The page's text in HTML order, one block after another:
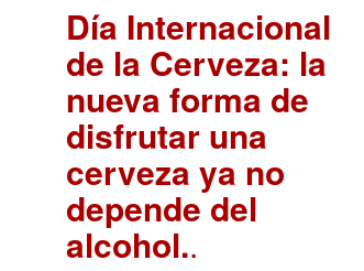
Día Internacional
de la Cerveza: la
nueva forma de
disfrutar una
cerveza ya no
depende del
alcohol..